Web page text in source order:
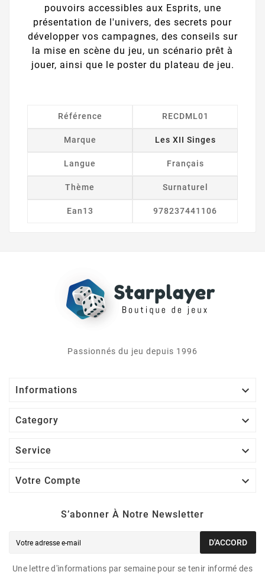
pouvoirs accessibles aux Esprits, une
présentation de l'univers, des secrets pour
développer vos campagnes, des conseils sur
la mise en scène du jeu, un scénario prêt à
jouer, ainsi que le poster du plateau de jeu.
Référence RECDML01
Marque Les XII Singes
Langue Français
Thème Surnaturel
Ean13 978237441106
Passionnés du jeu depuis 1996
Informations 
Category 
Service 
Votre Compte 
S’abonner À Notre Newsletter
D'ACCORD
Une lettre d'informations par semaine pour se tenir informé des